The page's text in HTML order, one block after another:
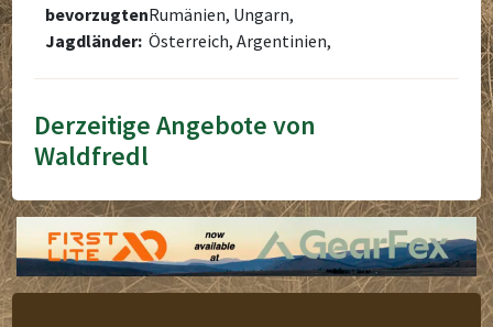
bevorzugten
Jagdländer:
Rumänien, Ungarn,
Österreich, Argentinien,
Derzeitige Angebote von
Waldfredl